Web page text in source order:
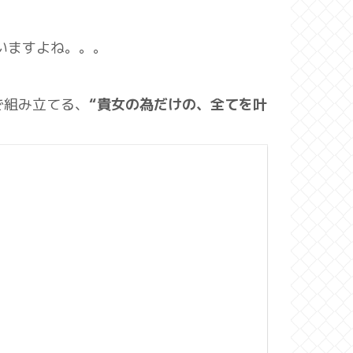
すよね。。。
み立てる、 “貴女の為だけの、全てを叶